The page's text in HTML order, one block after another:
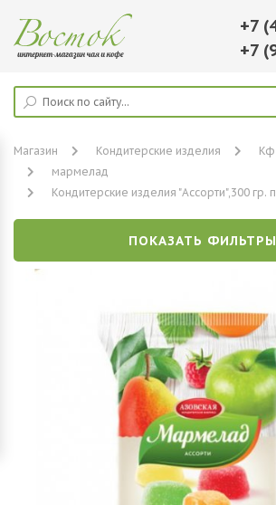
+7
+7
Магазин Кондитерские изделия
Кф
мармелад
Кондитерские изделия "Ассорти",300 гр.
ПОКАЗАТЬ ФИЛЬТРЫ